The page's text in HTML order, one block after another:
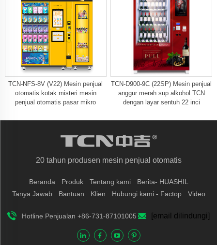
TCN-NFS-8V (V22) Mesin penjual
otomatis kotak misteri mesin
penjual otomatis pasar mikro
TCN-D900-9C (22SP) Mesin penjual
anggur merah sup alkohol TCN
dengan layar sentuh 22 inci
20 tahun produsen mesin penjual otomatis
Beranda Produk Tentang kami
Berita- HUASHIL
Tanya Jawab
Bantuan Klien Hubungi kami - Factop Video
Hotline Penjualan +86-731-87101005 [email dilindungi]